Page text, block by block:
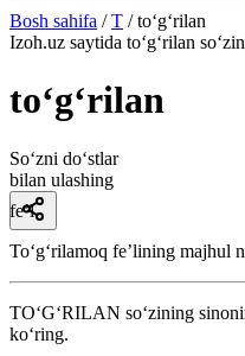
Bosh sahifa / T / to‘g‘rilan
Izoh.uz saytida to‘g‘rilan
to‘g‘rilan
So‘zni do‘stlar
bilan ulashing
fe’l
Toʻgʻrilamoq feʼlining majhul
TO‘G‘RILAN so‘zining
ko‘ring.